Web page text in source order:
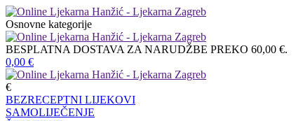
Osnovne kategorije
BESPLATNA DOSTAVA ZA NARUDŽBE PREKO 60,00 €.
0,00 €
€
BEZRECEPTNI LIJEKOVI
SAMOLIJEČENJE